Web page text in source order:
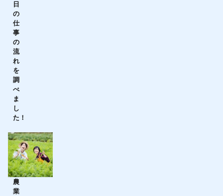
日
の
仕
事
の
流
れ
を
調
べ
ま
し
た！
農
業